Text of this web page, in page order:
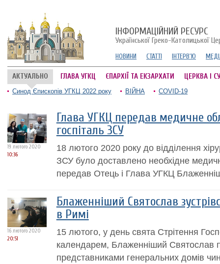
ІНФОРМАЦІЙНИЙ РЕСУРС
Української Греко-Католицької
НОВИНИ СТАТТІ ІНТЕРВ'Ю
АКТУАЛЬНО ГЛАВА УГКЦ ЄПАРХІЇ ТА ЕКЗАРХАТИ ЦЕРКВА І
Синод Єпископів УГКЦ 2022 року ВІЙНА COVID-19
19 лютого 2020
10:36
Глава УГКЦ передав медичне
госпіталь ЗСУ
18 лютого 2020 року до відділення
ЗСУ було доставлено необхідне
передав Отець і Глава УГКЦ
16 лютого 2020
20:51
Блаженніший Святослав
в Римі
15 лютого, у день свята Стрітення
календарем, Блаженніший Святослав
представниками генеральних домів